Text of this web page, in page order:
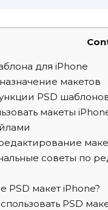
для iPhone
макетов
PSD
макеты
советы по
PSD макет iPhone?
PSD